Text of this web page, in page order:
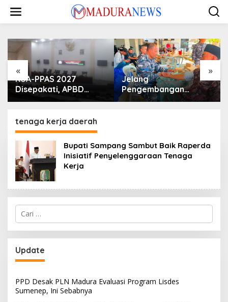
konten
« »
KUA-PPAS 2027
Disepakati, APBD
Sampang Defisit Rp
Jelang
Pengembangan
Lapangan Hidayah,
Nelayan Sampang
tenaga kerja daerah
Bupati Sampang Sambut Baik Raperda
Inisiatif Penyelenggaraan Tenaga
Kerja
Cari
untuk:
Update
PPD Desak PLN Madura Evaluasi Program Lisdes
Sumenep, Ini Sebabnya